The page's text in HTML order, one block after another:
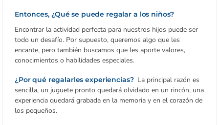
Entonces, ¿Qué se puede regalar a los niños?
Encontrar la actividad perfecta para nuestros hijos puede ser
todo un desafío. Por supuesto, queremos algo que les
encante, pero también buscamos que les aporte valores,
conocimientos o habilidades especiales.
¿Por qué regalarles experiencias? La principal razón es
sencilla, un juguete pronto quedará olvidado en un rincón, una
experiencia quedará grabada en la memoria y en el corazón de
los pequeños.